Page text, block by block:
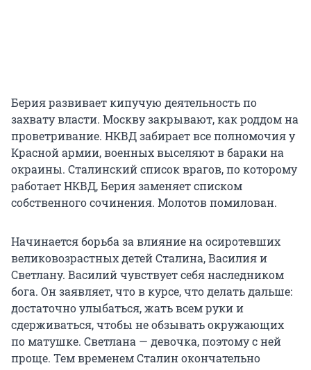
Берия развивает кипучую деятельность по
захвату власти. Москву закрывают, как роддом на
проветривание. НКВД забирает все полномочия у
Красной армии, военных выселяют в бараки на
окраины. Сталинский список врагов, по которому
работает НКВД, Берия заменяет списком
собственного сочинения. Молотов помилован.
Начинается борьба за влияние на осиротевших
великовозрастных детей Сталина, Василия и
Светлану. Василий чувствует себя наследником
бога. Он заявляет, что в курсе, что делать дальше:
достаточно улыбаться, жать всем руки и
сдерживаться, чтобы не обзывать окружающих
по матушке. Светлана — девочка, поэтому с ней
проще. Тем временем Сталин окончательно